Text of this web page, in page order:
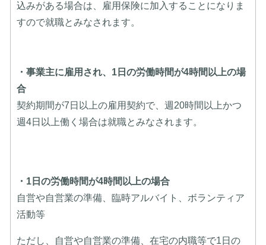
込みがある場合は、雇用保険に加入することになりま
すので就職とみなされます。
・事業主に雇用され、1日の労働時間が4時間以上の場
合
契約期間が7日以上の雇用契約で、週20時間以上かつ
週4日以上働く場合は就職とみなされます。
・1日の労働時間が4時間以上の場合
自営や自営業の準備、臨時アルバイト、ボランティア
活動等
ただし、自営や自営業の準備、在宅の内職等で1日の